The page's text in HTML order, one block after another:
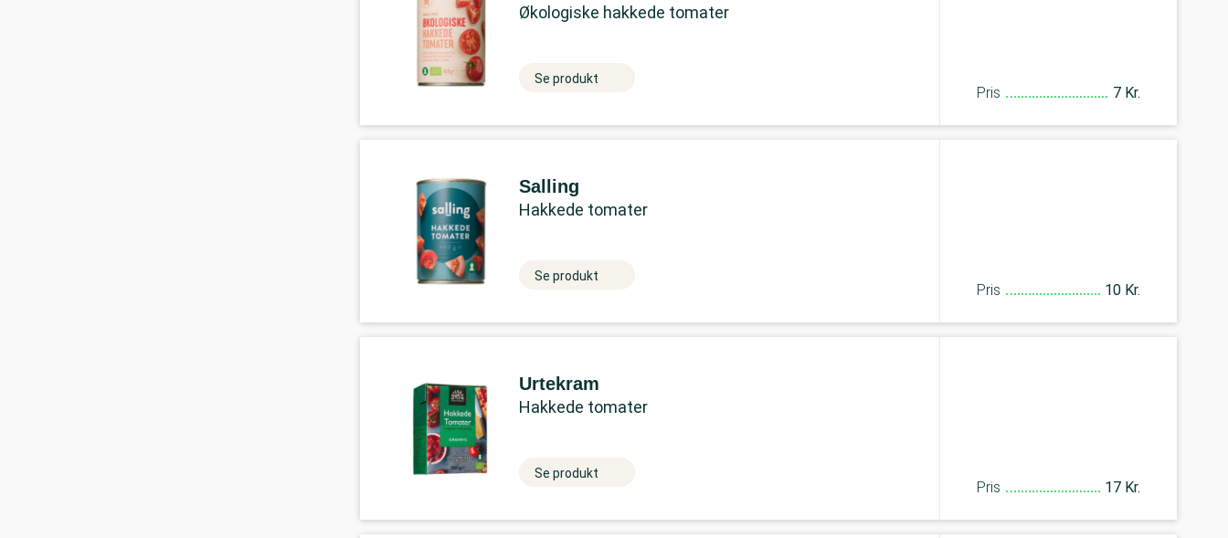
Økologiske hakkede tomater
Se produkt
Pris 7 Kr.
Salling
Hakkede tomater
Se produkt
Pris 10 Kr.
Urtekram
Hakkede tomater
Se produkt
Pris 17 Kr.